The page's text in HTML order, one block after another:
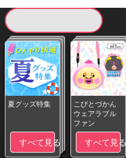
夏グッズ特集
すべて見る
こびとづかん
ウェアラブル
ファン
すべて見る